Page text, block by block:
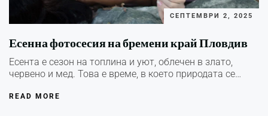
СЕПТЕМВРИ 2, 2025
Есенна фотосесия на бремени край Пловдив
Есента е сезон на топлина и уют, облечен в злато,
червено и мед. Това е време, в което природата се…
READ MORE